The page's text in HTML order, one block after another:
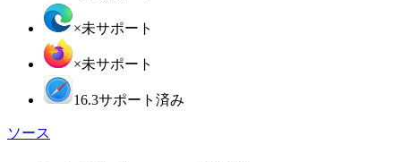
×未サポート
×未サポート
16.3サポート済み
ソース